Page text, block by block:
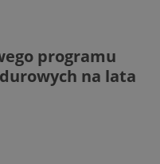
programu
na lata